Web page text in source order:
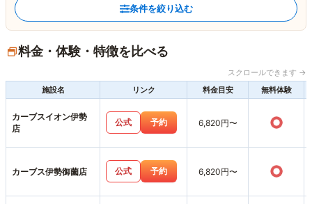
条件を絞り込む
料金・体験・特徴を比べる
スクロールできます →
施設名
リンク 料金目安 無料体験
カーブスイオン伊勢
店
公式 予約 6,820円〜 ○
カーブス伊勢御薗店 公式 予約 6,820円〜 ○